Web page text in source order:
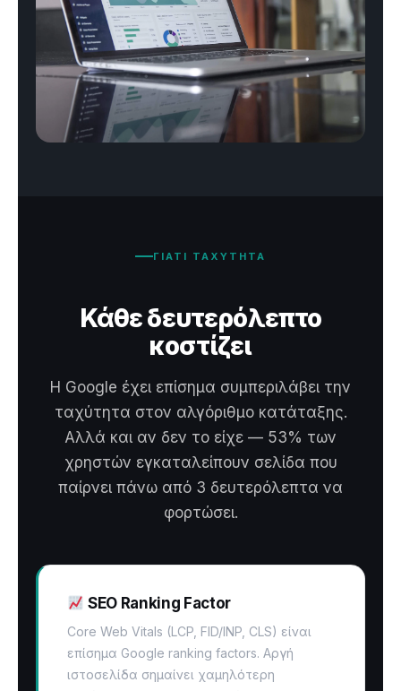
ΓΙΑΤΙ ΤΑΧΥΤΗΤΑ
Κάθε δευτερόλεπτο
κοστίζει
Η Google έχει επίσημα συμπεριλάβει την
ταχύτητα στον αλγόριθμο κατάταξης.
Αλλά και αν δεν το είχε — 53% των
χρηστών εγκαταλείπουν σελίδα που
παίρνει πάνω από 3 δευτερόλεπτα να
φορτώσει.
SEO Ranking Factor
Core Web Vitals (LCP, FID/INP, CLS) είναι
επίσημα Google ranking factors. Αργή
ιστοσελίδα σημαίνει χαμηλότερη